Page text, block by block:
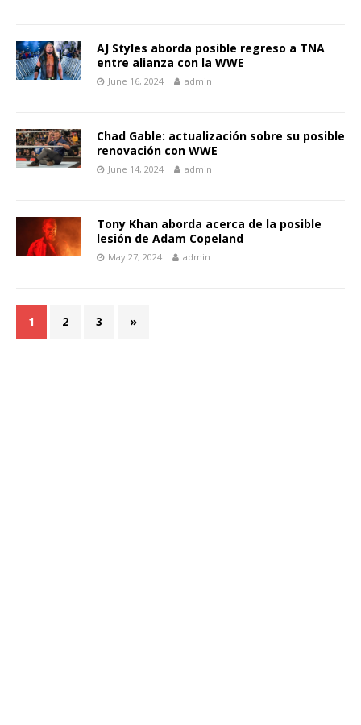
AJ Styles aborda posible regreso a TNA
entre alianza con la WWE
June 16, 2024 admin
Chad Gable: actualización sobre su posible
renovación con WWE
June 14, 2024 admin
Tony Khan aborda acerca de la posible
lesión de Adam Copeland
May 27, 2024 admin
1 2 3 »